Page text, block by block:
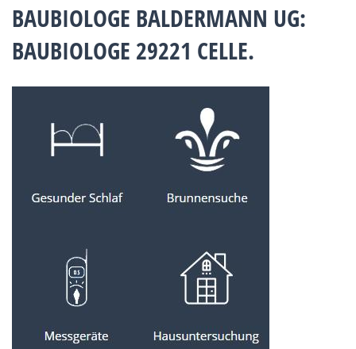
BAUBIOLOGE BALDERMANN UG:
BAUBIOLOGE 29221 CELLE.